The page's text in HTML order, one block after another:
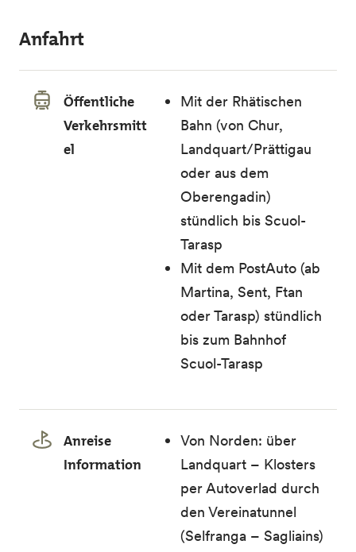
Anfahrt
Öffentliche
Verkehrsmitt
el
Mit der Rhätischen
Bahn (von Chur,
Landquart/Prättigau
oder aus dem
Oberengadin)
stündlich bis Scuol-
Tarasp
Mit dem PostAuto (ab
Martina, Sent, Ftan
oder Tarasp) stündlich
bis zum Bahnhof
Scuol-Tarasp
Anreise
Information
Von Norden: über
Landquart – Klosters
per Autoverlad durch
den Vereinatunnel
(Selfranga – Sagliains)